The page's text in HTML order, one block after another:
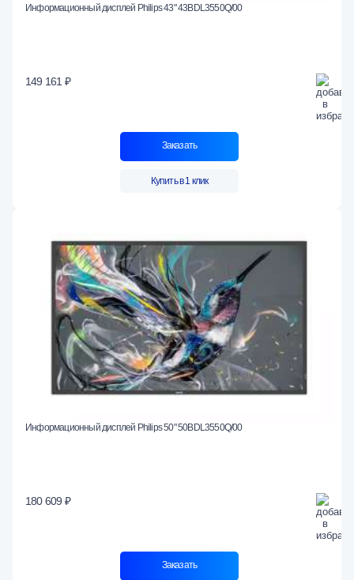
Информационный дисплей Philips 43" 43BDL3550Q/00
149 161 ₽
Заказать
Купить в 1 клик
Информационный дисплей Philips 50" 50BDL3550Q/00
180 609 ₽
Заказать